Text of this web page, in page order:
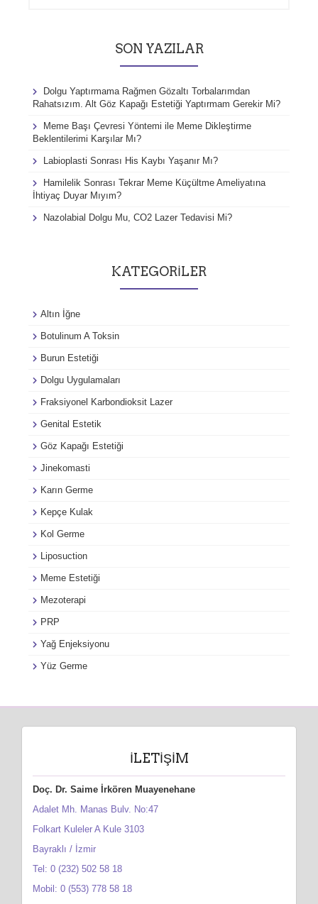
SON YAZILAR
Dolgu Yaptırmama Rağmen Gözaltı Torbalarımdan
Rahatsızım. Alt Göz Kapağı Estetiği Yaptırmam Gerekir Mi?
Meme Başı Çevresi Yöntemi ile Meme Dikleştirme
Beklentilerimi Karşılar Mı?
Labioplasti Sonrası His Kaybı Yaşanır Mı?
Hamilelik Sonrası Tekrar Meme Küçültme Ameliyatına
İhtiyaç Duyar Mıyım?
Nazolabial Dolgu Mu, CO2 Lazer Tedavisi Mi?
KATEGORILER
Altın İğne
Botulinum A Toksin
Burun Estetiği
Dolgu Uygulamaları
Fraksiyonel Karbondioksit Lazer
Genital Estetik
Göz Kapağı Estetiği
Jinekomasti
Karın Germe
Kepçe Kulak
Kol Germe
Liposuction
Meme Estetiği
Mezoterapi
PRP
Yağ Enjeksiyonu
Yüz Germe
İLETIŞIM
Doç. Dr. Saime İrkören Muayenehane
Adalet Mh. Manas Bulv. No:47
Folkart Kuleler A Kule 3103
Bayraklı / İzmir
Tel: 0 (232) 502 58 18
Mobil: 0 (553) 778 58 18